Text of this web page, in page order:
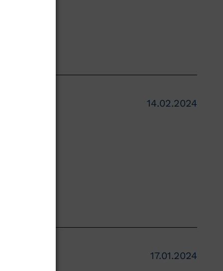
14.02.2024
17.01.2024